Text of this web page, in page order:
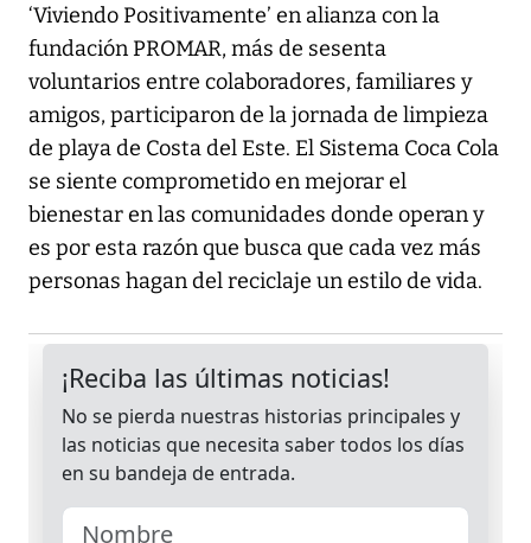
‘Viviendo Positivamente’ en alianza con la
fundación PROMAR, más de sesenta
voluntarios entre colaboradores, familiares y
amigos, participaron de la jornada de limpieza
de playa de Costa del Este. El Sistema Coca Cola
se siente comprometido en mejorar el
bienestar en las comunidades donde operan y
es por esta razón que busca que cada vez más
personas hagan del reciclaje un estilo de vida.